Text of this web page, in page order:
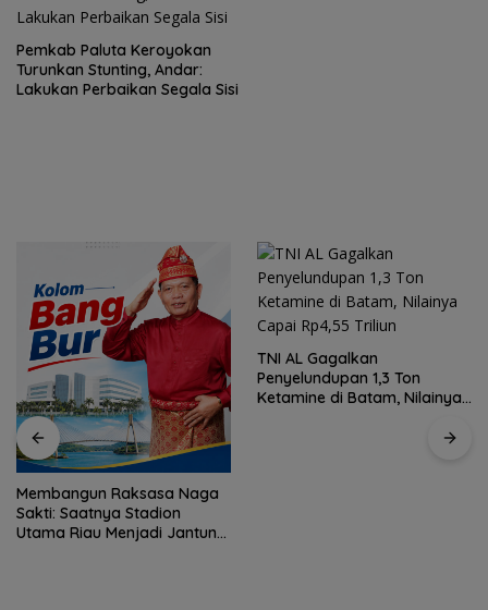
Pemkab Paluta Keroyokan
Turunkan Stunting, Andar:
Lakukan Perbaikan Segala Sisi
Membangun Raksasa Naga
Sakti: Saatnya Stadion
Utama Riau Menjadi Jantung
TNI AL Gagalkan
Penyelundupan 1,3 Ton
Ketamine di Batam, Nilainya